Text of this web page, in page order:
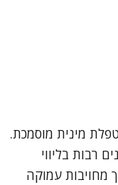
מינית מוסמכת.
רבות בליווי
מחויבות עמוקה